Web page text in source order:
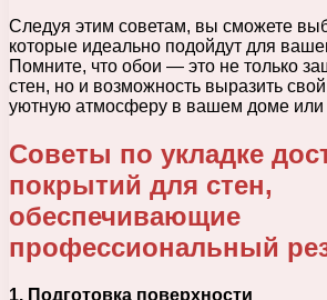
Следуя этим советам, вы сможете
которые идеально подойдут для
Помните, что обои — это не только
стен, но и возможность выразить свой
уютную атмосферу в вашем доме
Советы по укладке
покрытий для стен,
обеспечивающие
профессиональный
1. Подготовка поверхности